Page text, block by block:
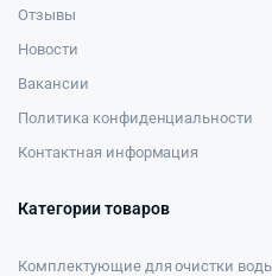
Отзывы
Новости
Вакансии
Политика конфиденциальности
Контактная информация
Категории товаров
Комплектующие для очистки